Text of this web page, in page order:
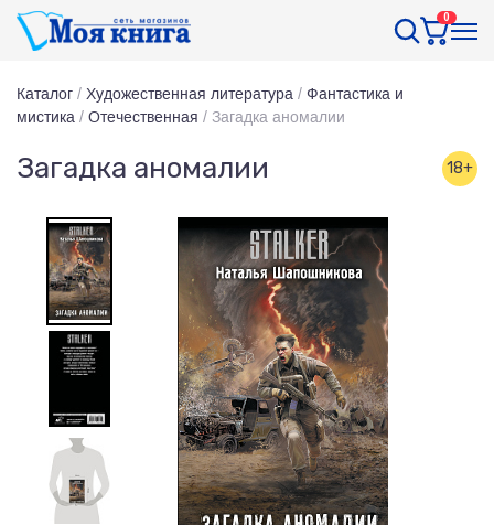
0
Каталог / Художественная литература / Фантастика и
мистика / Отечественная / Загадка аномалии
Загадка аномалии 18+